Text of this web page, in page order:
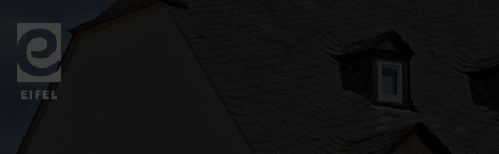
Zurück
zur
Startseite